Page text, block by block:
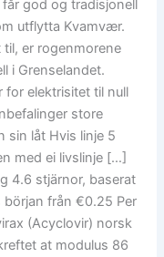
god og tradisjonell
utflytta Kvamvær.
er rogenmorene
i Grenselandet.
elektrisitet til null
store
sin låt Hvis linje 5
med ei livslinje […]
4.6 stjärnor, baserat
början från €0.25 Per
(Acyclovir) norsk
at modulus 86